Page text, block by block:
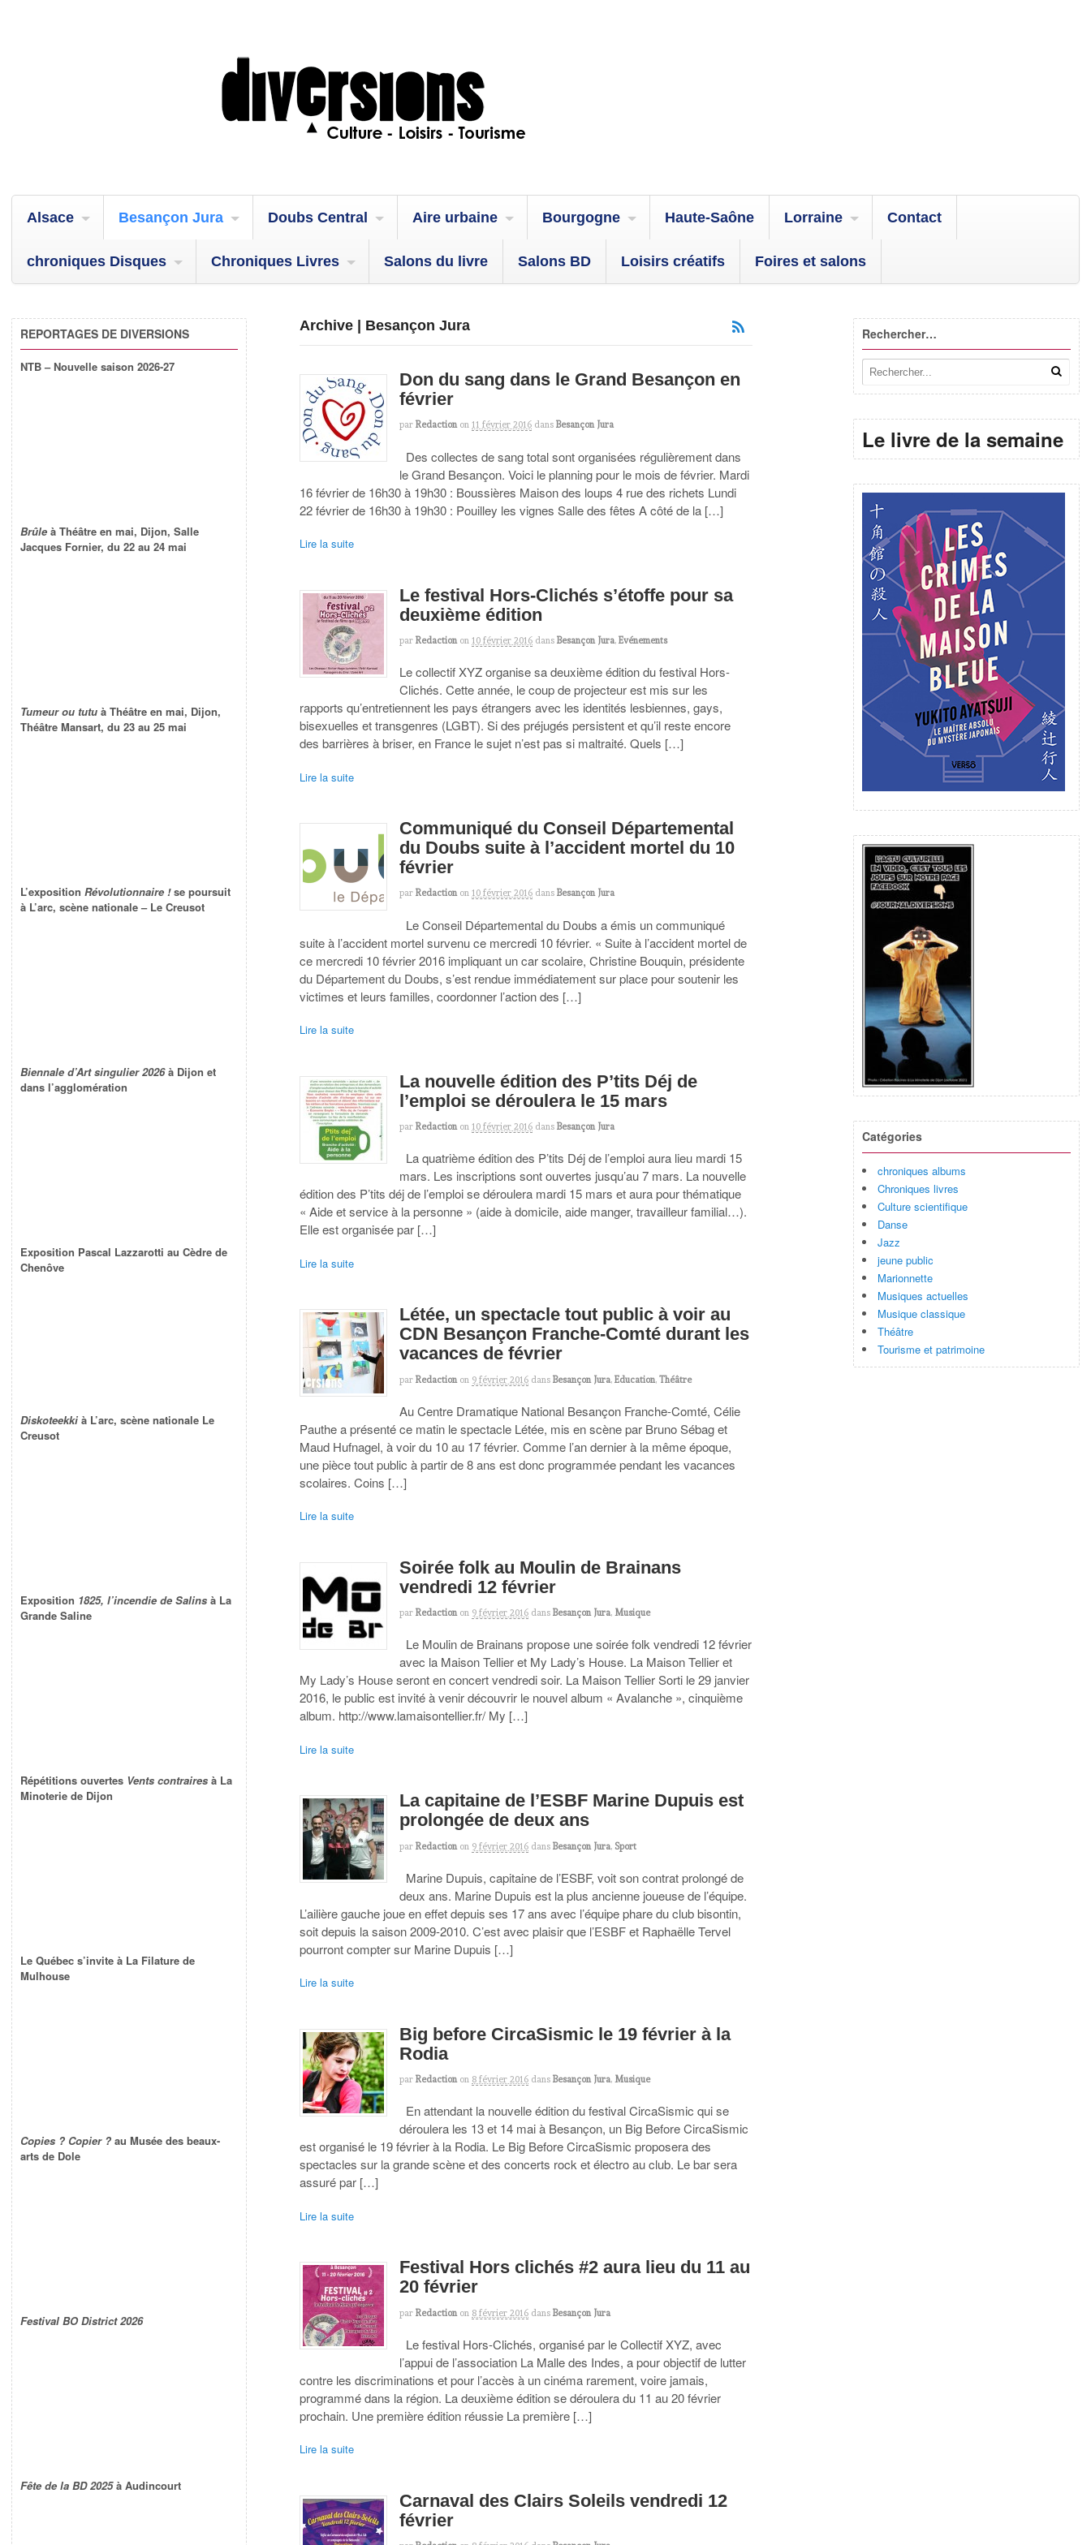
Alsace Besançon Jura Doubs Central Aire urbaine Bourgogne Haute-Saône Lorraine Contact
chroniques Disques Chroniques Livres Salons du livre Salons BD Loisirs créatifs Foires et salons
Archive | Besançon Jura
Don du sang dans le Grand Besançon en
février
par Redaction on 11 février 2016 dans Besançon Jura
Des collectes de sang total sont organisées régulièrement dans
le Grand Besançon. Voici le planning pour le mois de février. Mardi
16 février de 16h30 à 19h30 : Boussières Maison des loups 4 rue des richets Lundi
22 février de 16h30 à 19h30 : Pouilley les vignes Salle des fêtes A côté de la […]
Lire la suite
Le festival Hors-Clichés s’étoffe pour sa
deuxième édition
par Redaction on 10 février 2016 dans Besançon Jura,Evénements
Le collectif XYZ organise sa deuxième édition du festival Hors-
Clichés. Cette année, le coup de projecteur est mis sur les
rapports qu’entretiennent les pays étrangers avec les identités lesbiennes, gays,
bisexuelles et transgenres (LGBT). Si des préjugés persistent et qu’il reste encore
des barrières à briser, en France le sujet n’est pas si maltraité. Quels […]
Lire la suite
Communiqué du Conseil Départemental
du Doubs suite à l’accident mortel du 10
février
par Redaction on 10 février 2016 dans Besançon Jura
Le Conseil Départemental du Doubs a émis un communiqué
suite à l’accident mortel survenu ce mercredi 10 février. « Suite à l’accident mortel de
ce mercredi 10 février 2016 impliquant un car scolaire, Christine Bouquin, présidente
du Département du Doubs, s’est rendue immédiatement sur place pour soutenir les
victimes et leurs familles, coordonner l’action des […]
Lire la suite
La nouvelle édition des P’tits Déj de
l’emploi se déroulera le 15 mars
par Redaction on 10 février 2016 dans Besançon Jura
La quatrième édition des P’tits Déj de l’emploi aura lieu mardi 15
mars. Les inscriptions sont ouvertes jusqu’au 7 mars. La nouvelle
édition des P’tits déj de l’emploi se déroulera mardi 15 mars et aura pour thématique
« Aide et service à la personne » (aide à domicile, aide manger, travailleur familial…).
Elle est organisée par […]
Lire la suite
Létée, un spectacle tout public à voir au
CDN Besançon Franche-Comté durant les
vacances de février
par Redaction on 9 février 2016 dans Besançon Jura,Education,Théâtre
Au Centre Dramatique National Besançon Franche-Comté, Célie
Pauthe a présenté ce matin le spectacle Létée, mis en scène par Bruno Sébag et
Maud Hufnagel, à voir du 10 au 17 février. Comme l’an dernier à la même époque,
une pièce tout public à partir de 8 ans est donc programmée pendant les vacances
scolaires. Coins […]
Lire la suite
Soirée folk au Moulin de Brainans
vendredi 12 février
par Redaction on 9 février 2016 dans Besançon Jura,Musique
Le Moulin de Brainans propose une soirée folk vendredi 12 février
avec la Maison Tellier et My Lady’s House. La Maison Tellier et
My Lady’s House seront en concert vendredi soir. La Maison Tellier Sorti le 29 janvier
2016, le public est invité à venir découvrir le nouvel album « Avalanche », cinquième
album. http://www.lamaisontellier.fr/ My […]
Lire la suite
La capitaine de l’ESBF Marine Dupuis est
prolongée de deux ans
par Redaction on 9 février 2016 dans Besançon Jura, Sport
Marine Dupuis, capitaine de l’ESBF, voit son contrat prolongé de
deux ans. Marine Dupuis est la plus ancienne joueuse de l’équipe.
L’ailière gauche joue en effet depuis ses 17 ans avec l’équipe phare du club bisontin,
soit depuis la saison 2009-2010. C’est avec plaisir que l’ESBF et Raphaëlle Tervel
pourront compter sur Marine Dupuis […]
Lire la suite
Big before CircaSismic le 19 février à la
Rodia
par Redaction on 8 février 2016 dans Besançon Jura,Musique
En attendant la nouvelle édition du festival CircaSismic qui se
déroulera les 13 et 14 mai à Besançon, un Big Before CircaSismic
est organisé le 19 février à la Rodia. Le Big Before CircaSismic proposera des
spectacles sur la grande scène et des concerts rock et électro au club. Le bar sera
assuré par […]
Lire la suite
Festival Hors clichés #2 aura lieu du 11 au
20 février
par Redaction on 8 février 2016 dans Besançon Jura
Le festival Hors-Clichés, organisé par le Collectif XYZ, avec
l’appui de l’association La Malle des Indes, a pour objectif de lutter
contre les discriminations et pour l’accès à un cinéma rarement, voire jamais,
programmé dans la région. La deuxième édition se déroulera du 11 au 20 février
prochain. Une première édition réussie La première […]
Lire la suite
Carnaval des Clairs Soleils vendredi 12
février
Rechercher…
Le livre de la semaine
Catégories
chroniques albums
Chroniques livres
Culture scientifique
Danse
Jazz
jeune public
Marionnette
Musiques actuelles
Musique classique
Théâtre
Tourisme et patrimoine
REPORTAGES DE DIVERSIONS
NTB – Nouvelle saison 2026-27
Brûle à Théâtre en mai, Dijon, Salle
Jacques Fornier, du 22 au 24 mai
Tumeur ou tutu à Théâtre en mai, Dijon,
Théâtre Mansart, du 23 au 25 mai
L’exposition Révolutionnaire !se poursuit
à L’arc, scène nationale – Le Creusot
Biennale d’Art singulier 2026à Dijon et
dans l’agglomération
Exposition Pascal Lazzarotti au Cèdre de
Chenôve
Diskoteekki à L’arc, scène nationale Le
Creusot
Exposition 1825, l’incendie de Salins à La
Grande Saline
Répétitions ouvertes Vents contraires à La
Minoterie de Dijon
Le Québec s’invite à La Filature de
Mulhouse
Copies ? Copier ? au Musée des beaux-
arts de Dole
Festival BO District 2026
Fête de la BD 2025à Audincourt